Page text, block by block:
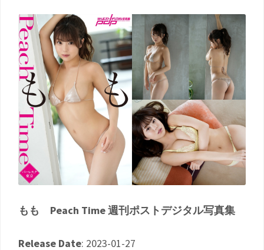
もも Peach Time 週刊ポストデジタル写真集
Release Date: 2023-01-27